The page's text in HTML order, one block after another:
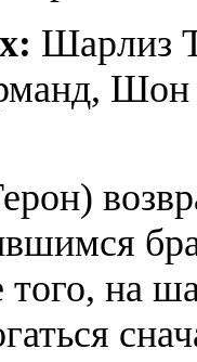
Шарлиз
Шон
на